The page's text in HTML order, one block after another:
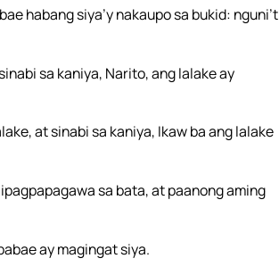
habang siya’y nakaupo sa bukid: nguni’t
sa kaniya, Narito, ang lalake ay
at sinabi sa kaniya, Ikaw ba ang lalake
sa bata, at paanong aming
ay magingat siya.